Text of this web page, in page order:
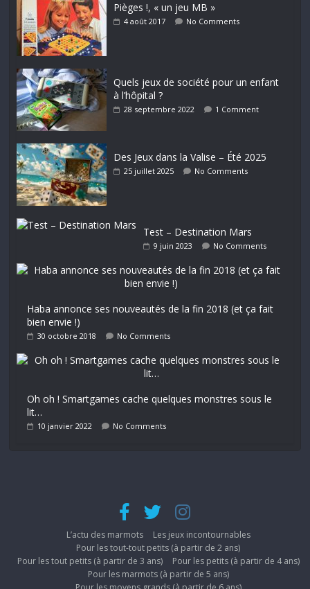
Pièges !, « un jeu MB »
4 août 2017 No Comments
Quels jeux de société pour un enfant
à l’hôpital ?
28 septembre 2022 1 Comment
Des Jeux dans la Valise – Été 2025
25 juillet 2025 No Comments
Test – Destination Mars
9 juin 2023 No Comments
Haba annonce ses nouveautés de la fin 2018 (et ça fait
bien envie !)
30 octobre 2018 No Comments
Oh oh ! Smartgames cache quelques monstres sous le
lit…
10 janvier 2022 No Comments
L’actu des marmots
Les jeux incontournables
Pour les tout-tout petits (à partir de 2 ans)
Pour les tout petits (à partir de 3 ans)
Pour les petits (à partir de 4 ans)
Pour les marmots (à partir de 5 ans)